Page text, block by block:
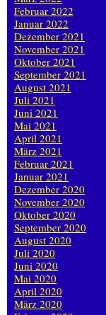
Februar 2022
Januar 2022
Dezember 2021
November 2021
Oktober 2021
September 2021
August 2021
Juli 2021
Juni 2021
Mai 2021
April 2021
März 2021
Februar 2021
Januar 2021
Dezember 2020
November 2020
Oktober 2020
September 2020
August 2020
Juli 2020
Juni 2020
Mai 2020
April 2020
März 2020